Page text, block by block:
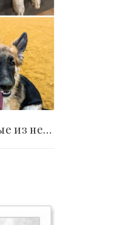
15 историй собак, которые из несчастных заморышей..